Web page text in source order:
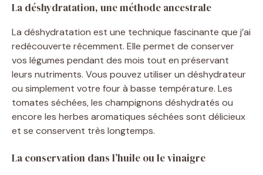
La déshydratation, une méthode ancestrale
La déshydratation est une technique fascinante que j’ai
redécouverte récemment. Elle permet de conserver
vos légumes pendant des mois tout en préservant
leurs nutriments. Vous pouvez utiliser un déshydrateur
ou simplement votre four à basse température. Les
tomates séchées, les champignons déshydratés ou
encore les herbes aromatiques séchées sont délicieux
et se conservent très longtemps.
La conservation dans l’huile ou le vinaigre